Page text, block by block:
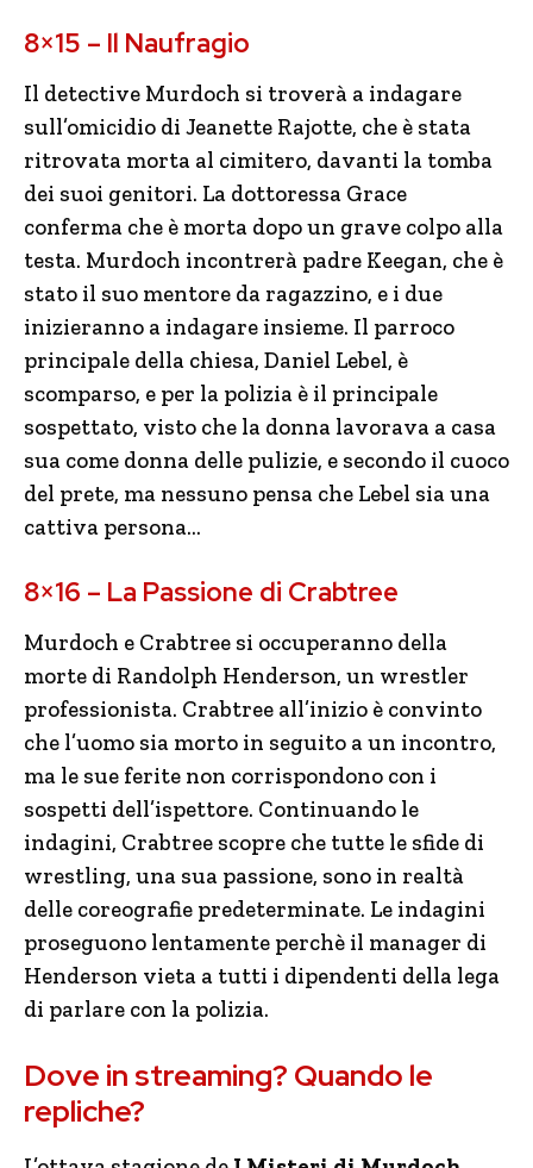
8×15 – Il Naufragio
Il detective Murdoch si troverà a indagare
sull’omicidio di Jeanette Rajotte, che è stata
ritrovata morta al cimitero, davanti la tomba
dei suoi genitori. La dottoressa Grace
conferma che è morta dopo un grave colpo alla
testa. Murdoch incontrerà padre Keegan, che è
stato il suo mentore da ragazzino, e i due
inizieranno a indagare insieme. Il parroco
principale della chiesa, Daniel Lebel, è
scomparso, e per la polizia è il principale
sospettato, visto che la donna lavorava a casa
sua come donna delle pulizie, e secondo il cuoco
del prete, ma nessuno pensa che Lebel sia una
cattiva persona…
8×16 – La Passione di Crabtree
Murdoch e Crabtree si occuperanno della
morte di Randolph Henderson, un wrestler
professionista. Crabtree all’inizio è convinto
che l’uomo sia morto in seguito a un incontro,
ma le sue ferite non corrispondono con i
sospetti dell’ispettore. Continuando le
indagini, Crabtree scopre che tutte le sfide di
wrestling, una sua passione, sono in realtà
delle coreografie predeterminate. Le indagini
proseguono lentamente perchè il manager di
Henderson vieta a tutti i dipendenti della lega
di parlare con la polizia.
Dove in streaming? Quando le
repliche?